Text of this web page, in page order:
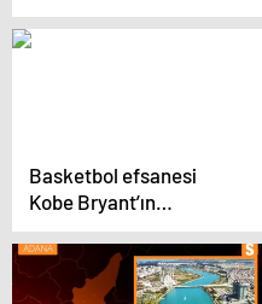
sahaya çıkıyorum’
Basketbol efsanesi
Kobe Bryant’ın
ölümünün ardından 4
yıl geçti